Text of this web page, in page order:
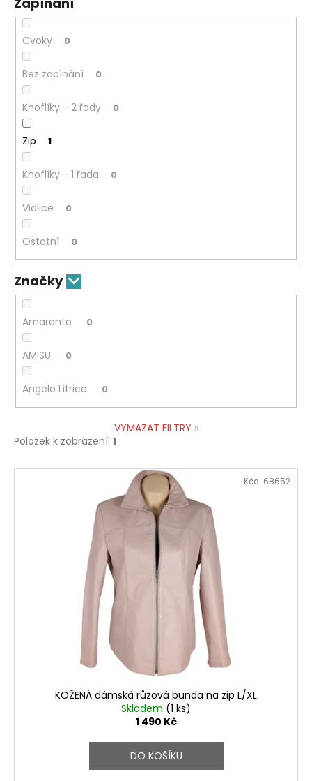
Cvoky 0
Bez zapínání 0
Knoflíky - 2 řady 0
Zip 1
Knoflíky - 1 řada 0
Vidlice 0
Ostatní 0
Značky
Amaranto 0
AMISU 0
Angelo Litrico 0
VYMAZAT FILTRY
Položek k zobrazení: 1
V
KOŽENÁ dámská růžová bunda na zip L/XL
Skladem (1 ks)
1 490 Kč
DO KOŠÍKU
Kód: 68652